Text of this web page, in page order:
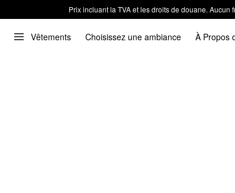
Prix incluant la TVA et les droits de douane.
Vêtements Choisissez une ambiance À Propos